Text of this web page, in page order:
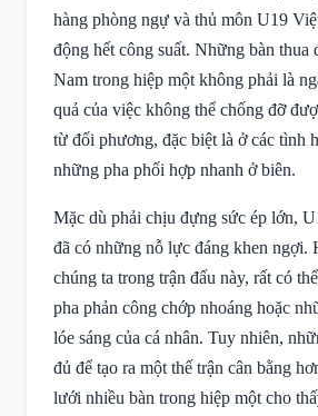
hàng phòng ngự và thủ môn U19
động hết công suất. Những bàn
Nam trong hiệp một không phải là
quả của việc không thể chống đỡ
từ đối phương, đặc biệt là ở các tình
những pha phối hợp nhanh ở biên.
Mặc dù phải chịu đựng sức ép lớn,
đã có những nỗ lực đáng khen ngợi.
chúng ta trong trận đấu này, rất có
pha phản công chớp nhoáng hoặc
lóe sáng của cá nhân. Tuy nhiên,
đủ để tạo ra một thế trận cân bằng
lưới nhiều bàn trong hiệp một cho